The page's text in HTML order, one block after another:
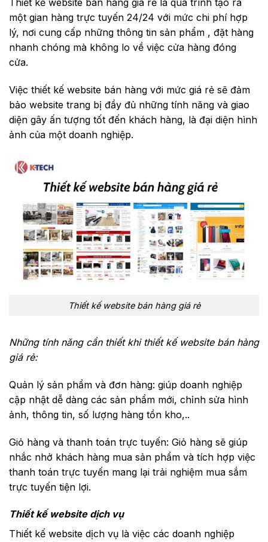
một gian hàng trực tuyến 24/24 với mức chi phí hợp
lý, nơi cung cấp những thông tin sản phẩm , đặt hàng
nhanh chóng mà không lo về việc cửa hàng đóng
cửa.
Việc thiết kế website bán hàng với mức giá rẻ sẽ đảm
bảo website trang bị đầy đủ những tính năng và giao
diện gây ấn tượng tốt đến khách hàng, là đại diện hình
ảnh của một doanh nghiệp.
Thiết kế website bán hàng giá rẻ
Những tính năng cần thiết khi thiết kế website bán hàng
giá rẻ:
Quản lý sản phẩm và đơn hàng: giúp doanh nghiệp
cập nhật dễ dàng các sản phẩm mới, chỉnh sửa hình
ảnh, thông tin, số lượng hàng tồn kho,..
Giỏ hàng và thanh toán trực tuyến: Giỏ hàng sẽ giúp
nhắc nhở khách hàng mua sản phẩm và tích hợp việc
thanh toán trực tuyến mang lại trải nghiệm mua sắm
trực tuyến tiện lợi.
Thiết kế website dịch vụ
Thiết kế website dịch vụ là việc các doanh nghiệp